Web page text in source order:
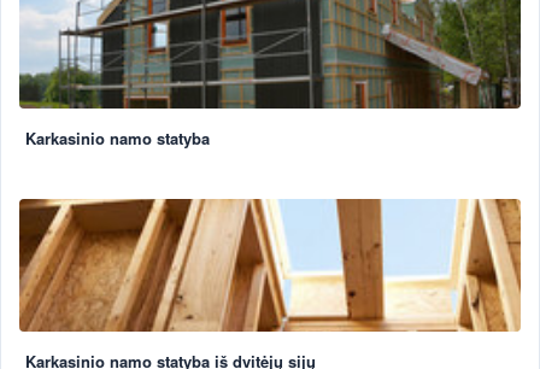
Karkasinio namo statyba
Karkasinio namo statyba iš dvitėjų sijų